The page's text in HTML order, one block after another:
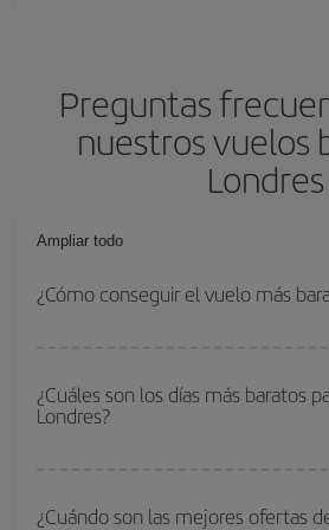
Preguntas
nuestros vuelos
Londres
Ampliar todo
¿Cómo conseguir el vuelo más
barato si evitas temporadas altas,
puedes ser flexible con las fechas y
¿Cuáles son los días más baratos
Londres?
que empezar una consulta en nuestro
¿Cuándo son las mejores ofertas